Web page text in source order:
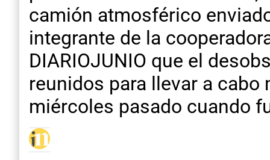
camión atmosférico
integrante de la
DIARIOJUNIO que el
reunidos para llevar a
miércoles pasado cuando